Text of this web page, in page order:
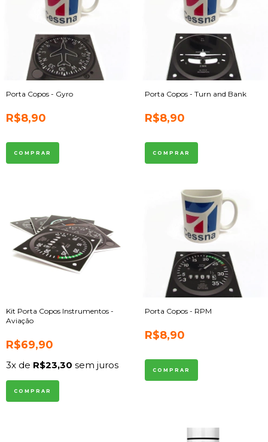
Porta Copos - Gyro
R$8,90
Porta Copos - Turn and Bank
R$8,90
Kit Porta Copos Instrumentos -
Aviação
R$69,90
3x de R$23,30 sem juros
Porta Copos - RPM
R$8,90